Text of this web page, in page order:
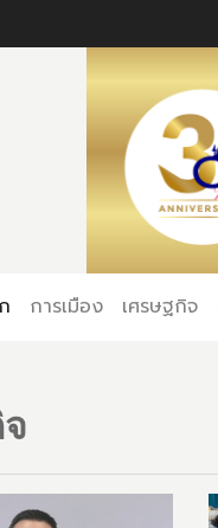
(current)
การเมือง เศรษฐกิจ